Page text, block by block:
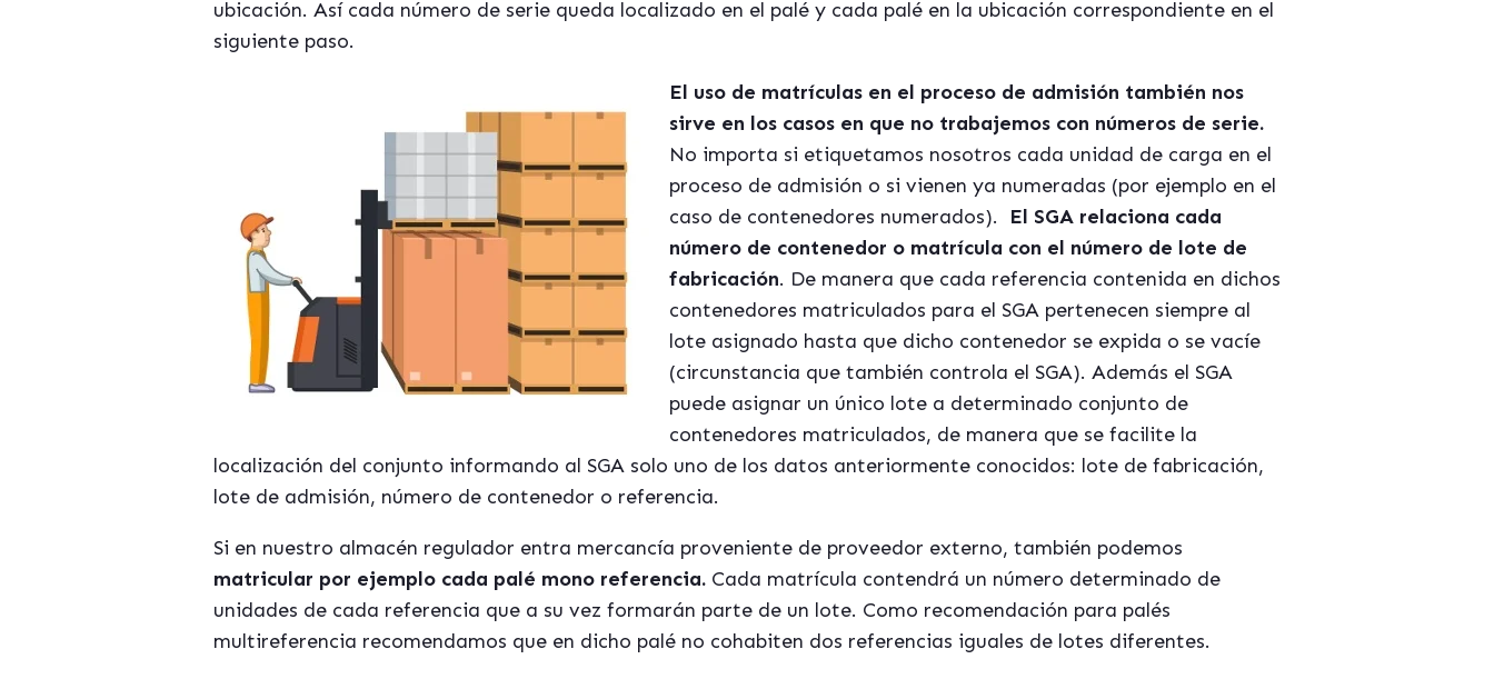
ubicación. Así cada número de serie queda localizado en el palé y cada palé en la ubicación correspondiente en el
siguiente paso.
El uso de matrículas en el proceso de admisión también nos
sirve en los casos en que no trabajemos con números de serie.
No importa si etiquetamos nosotros cada unidad de carga en el
proceso de admisión o si vienen ya numeradas (por ejemplo en el
caso de contenedores numerados). El SGA relaciona cada
número de contenedor o matrícula con el número de lote de
fabricación. De manera que cada referencia contenida en dichos
contenedores matriculados para el SGA pertenecen siempre al
lote asignado hasta que dicho contenedor se expida o se vacíe
(circunstancia que también controla el SGA). Además el SGA
puede asignar un único lote a determinado conjunto de
contenedores matriculados, de manera que se facilite la
localización del conjunto informando al SGA solo uno de los datos anteriormente conocidos: lote de fabricación,
lote de admisión, número de contenedor o referencia.
Si en nuestro almacén regulador entra mercancía proveniente de proveedor externo, también podemos
matricular por ejemplo cada palé mono referencia. Cada matrícula contendrá un número determinado de
unidades de cada referencia que a su vez formarán parte de un lote. Como recomendación para palés
multireferencia recomendamos que en dicho palé no cohabiten dos referencias iguales de lotes diferentes.